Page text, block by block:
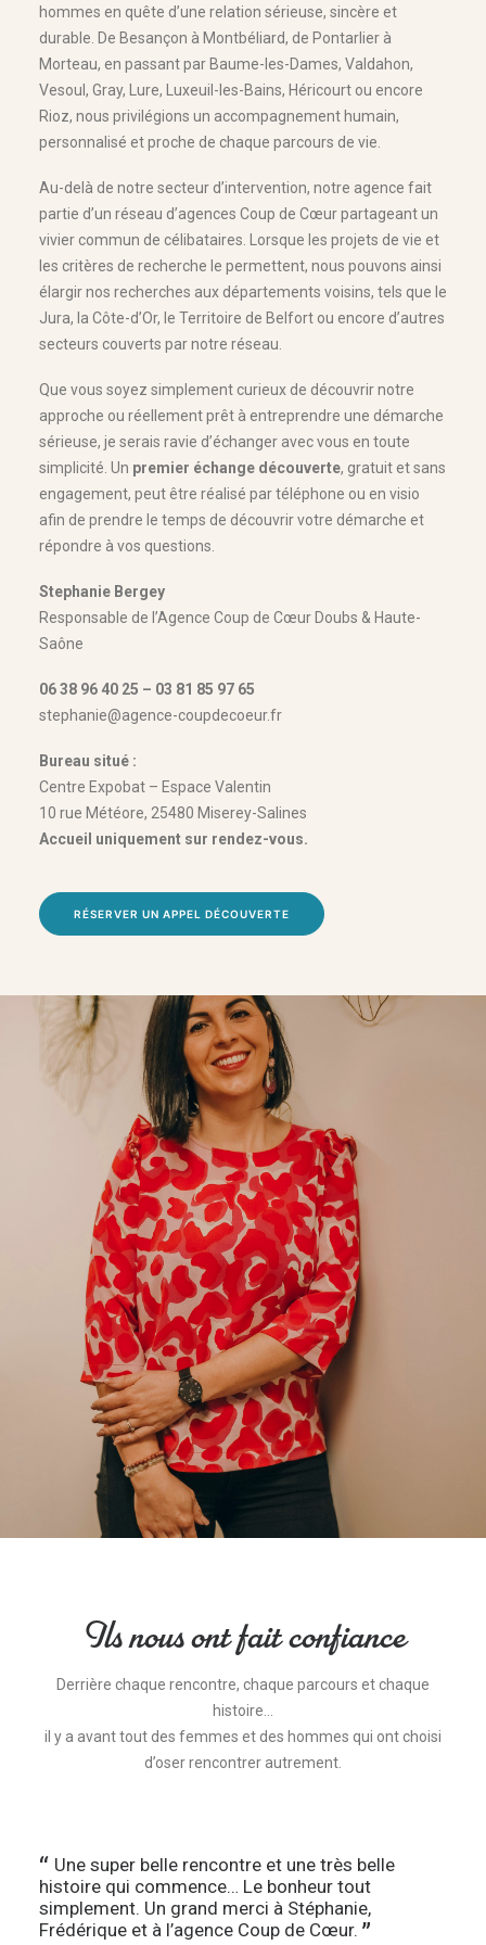
hommes en quête d’une relation sérieuse, sincère et
durable. De Besançon à Montbéliard, de Pontarlier à
Morteau, en passant par Baume-les-Dames, Valdahon,
Vesoul, Gray, Lure, Luxeuil-les-Bains, Héricourt ou encore
Rioz, nous privilégions un accompagnement humain,
personnalisé et proche de chaque parcours de vie.
Au-delà de notre secteur d’intervention, notre agence fait
partie d’un réseau d’agences Coup de Cœur partageant un
vivier commun de célibataires. Lorsque les projets de vie et
les critères de recherche le permettent, nous pouvons ainsi
élargir nos recherches aux départements voisins, tels que le
Jura, la Côte-d’Or, le Territoire de Belfort ou encore d’autres
secteurs couverts par notre réseau.
Que vous soyez simplement curieux de découvrir notre
approche ou réellement prêt à entreprendre une démarche
sérieuse, je serais ravie d’échanger avec vous en toute
simplicité. Un premier échange découverte, gratuit et sans
engagement, peut être réalisé par téléphone ou en visio
afin de prendre le temps de découvrir votre démarche et
répondre à vos questions.
Stephanie Bergey
Responsable de l’Agence Coup de Cœur Doubs & Haute-
Saône
06 38 96 40 25 – 03 81 85 97 65
stephanie@agence-coupdecoeur.fr
Bureau situé :
Centre Expobat – Espace Valentin
10 rue Météore, 25480 Miserey-Salines
Accueil uniquement sur rendez-vous.
RÉSERVER UN APPEL DÉCOUVERTE
Ils nous ont fait confiance
Derrière chaque rencontre, chaque parcours et chaque
histoire…
il y a avant tout des femmes et des hommes qui ont choisi
d’oser rencontrer autrement.
belle rencontre et une très belle
Le bonheur tout
Un grand merci à Stéphanie,
à l’agence Coup de Cœur.
L’agence
Frédérique
l’écoute et